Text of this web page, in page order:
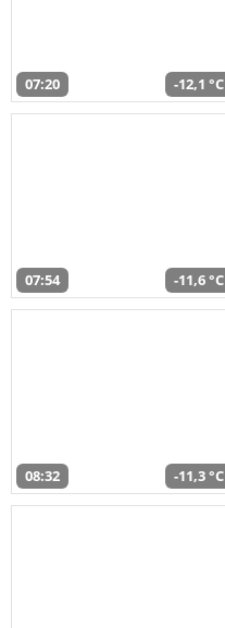
07:20 -12,1 °C
07:54 -11,6 °C
08:32 -11,3 °C